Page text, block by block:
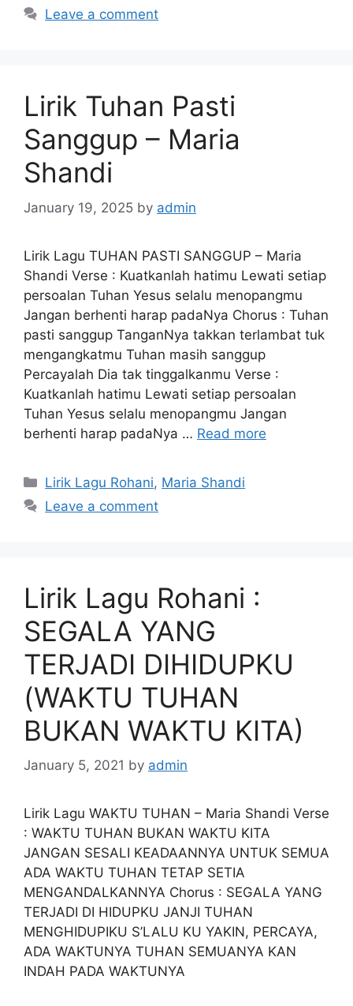
Leave a comment
Lirik Tuhan Pasti
Sanggup – Maria
Shandi
January 19, 2025 by admin
Lirik Lagu TUHAN PASTI SANGGUP – Maria
Shandi Verse : Kuatkanlah hatimu Lewati setiap
persoalan Tuhan Yesus selalu menopangmu
Jangan berhenti harap padaNya Chorus : Tuhan
pasti sanggup TanganNya takkan terlambat tuk
mengangkatmu Tuhan masih sanggup
Percayalah Dia tak tinggalkanmu Verse :
Kuatkanlah hatimu Lewati setiap persoalan
Tuhan Yesus selalu menopangmu Jangan
berhenti harap padaNya … Read more
Categories
Lirik Lagu Rohani, Maria Shandi
Leave a comment
Lirik Lagu Rohani :
SEGALA YANG
TERJADI DIHIDUPKU
(WAKTU TUHAN
BUKAN WAKTU KITA)
January 5, 2021 by admin
Lirik Lagu WAKTU TUHAN – Maria Shandi Verse
: WAKTU TUHAN BUKAN WAKTU KITA
JANGAN SESALI KEADAANNYA UNTUK SEMUA
ADA WAKTU TUHAN TETAP SETIA
MENGANDALKANNYA Chorus : SEGALA YANG
TERJADI DI HIDUPKU JANJI TUHAN
MENGHIDUPIKU S’LALU KU YAKIN, PERCAYA,
ADA WAKTUNYA TUHAN SEMUANYA KAN
INDAH PADA WAKTUNYA